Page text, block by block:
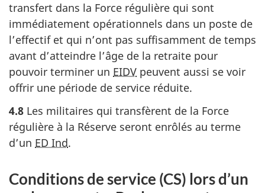
transfert dans la Force régulière qui sont
immédiatement opérationnels dans un poste de
l’effectif et qui n’ont pas suffisamment de temps
avant d’atteindre l’âge de la retraite pour
pouvoir terminer un EIDV peuvent aussi se voir
offrir une période de service réduite.
4.8 Les militaires qui transfèrent de la Force
régulière à la Réserve seront enrôlés au terme
d’un ED Ind.
Conditions de service (CS) lors d’un